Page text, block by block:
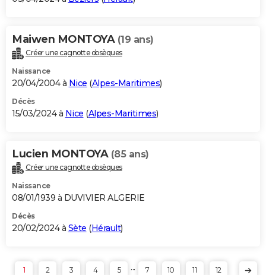
Maiwen MONTOYA (19 ans)
Créer une cagnotte obsèques
Naissance
20/04/2004 à Nice (Alpes-Maritimes)
Décès
15/03/2024 à Nice (Alpes-Maritimes)
Lucien MONTOYA (85 ans)
Créer une cagnotte obsèques
Naissance
08/01/1939 à DUVIVIER ALGERIE
Décès
20/02/2024 à Sète (Hérault)
1 2 3 4 5 ... 7 10 11 12